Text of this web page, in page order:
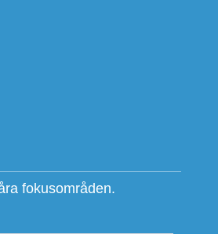
fokusområden.